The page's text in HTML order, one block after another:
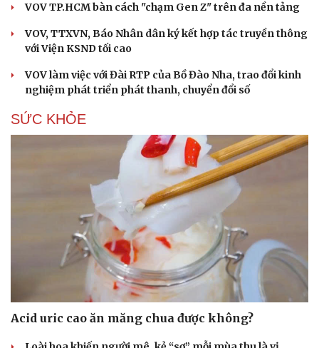
VOV TP.HCM bàn cách "chạm Gen Z" trên đa nền tảng
VOV, TTXVN, Báo Nhân dân ký kết hợp tác truyền thông
với Viện KSND tối cao
VOV làm việc với Đài RTP của Bồ Đào Nha, trao đổi kinh
nghiệm phát triển phát thanh, chuyển đổi số
SỨC KHỎE
Acid uric cao ăn măng chua được không?